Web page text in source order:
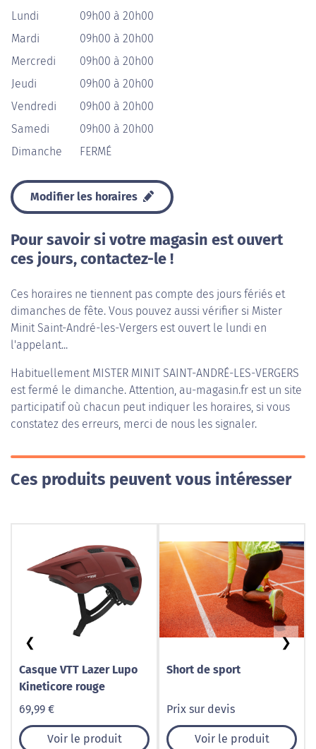
Lundi
09h00 à 20h00
Mardi
09h00 à 20h00
Mercredi
09h00 à 20h00
Jeudi
09h00 à 20h00
Vendredi
09h00 à 20h00
Samedi
09h00 à 20h00
Dimanche
FERMÉ
Modifier les horaires
Pour savoir si votre magasin est ouvert
ces jours, contactez-le !
Ces horaires ne tiennent pas compte des jours fériés et
dimanches de fête. Vous pouvez aussi vérifier si Mister
Minit Saint-André-les-Vergers est ouvert le lundi en
l'appelant...
Habituellement MISTER MINIT SAINT-ANDRÉ-LES-VERGERS
est fermé le dimanche. Attention, au-magasin.fr est un site
participatif où chacun peut indiquer les horaires, si vous
constatez des erreurs, merci de nous les signaler.
Ces produits peuvent vous intéresser
Casque VTT Lazer Lupo
Kineticore rouge
69,99 €
Voir le produit
Short de sport
Prix sur devis
Voir le produit
❮ ❯